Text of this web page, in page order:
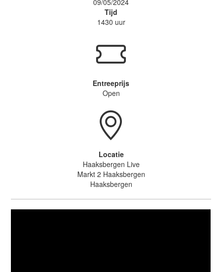
Tijd
1430 uur
Entreeprijs
Open
Locatie
Haaksbergen Live
Markt 2 Haaksbergen
Haaksbergen